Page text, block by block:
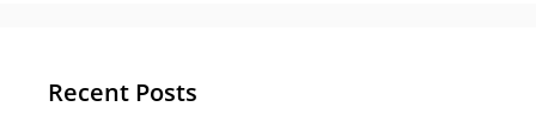
Recent Posts